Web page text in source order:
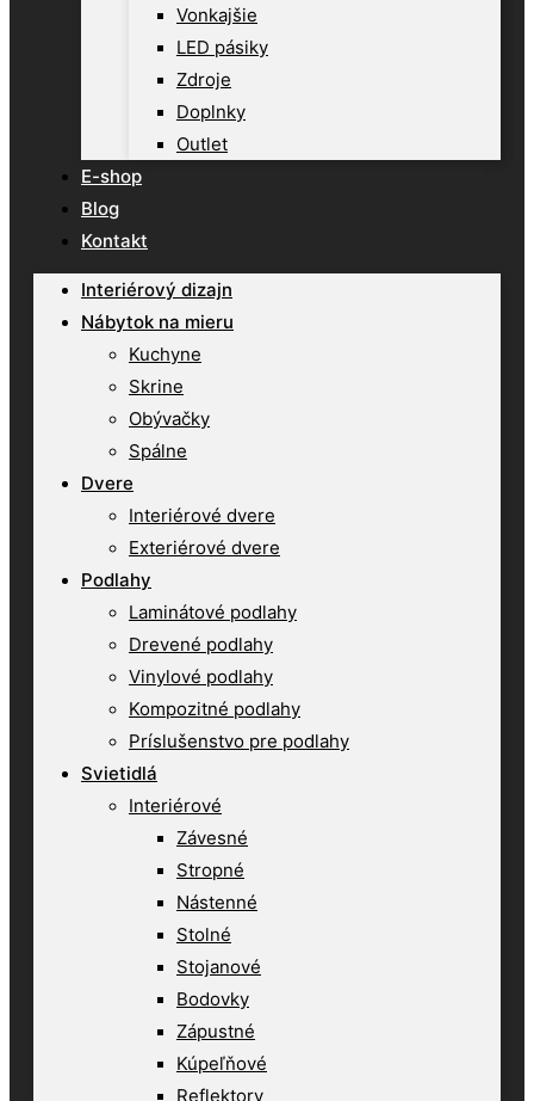
Vonkajšie
LED pásiky
Zdroje
Doplnky
Outlet
E-shop
Blog
Kontakt
Interiérový dizajn
Nábytok na mieru
Kuchyne
Skrine
Obývačky
Spálne
Dvere
Interiérové dvere
Exteriérové dvere
Podlahy
Laminátové podlahy
Drevené podlahy
Vinylové podlahy
Kompozitné podlahy
Príslušenstvo pre podlahy
Svietidlá
Interiérové
Závesné
Stropné
Nástenné
Stolné
Stojanové
Bodovky
Zápustné
Kúpeľňové
Reflektory